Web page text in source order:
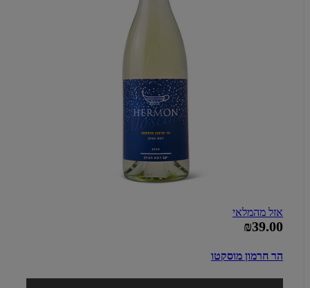
אזל מהמלאי
₪39.00
הר חרמון מוסקטו